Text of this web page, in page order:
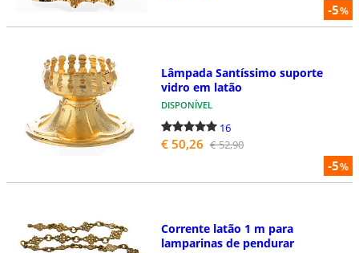
-5%
-5%
Lâmpada Santíssimo suporte
vidro em latão
DISPONÍVEL
16
€ 50,26 € 52,90
Corrente latão 1 m para
lamparinas de pendurar